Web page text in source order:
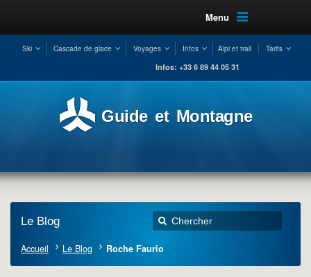
Menu
Ski Cascade de glace Voyages Infos Alpi et trail Tarifs
Infos: +33 6 89 44 05 31
Guide et Montagne
Le Blog
Accueil Le Blog Roche Faurio